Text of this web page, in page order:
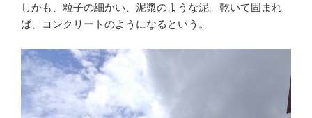
しかも、粒子の細かい、泥漿のような泥。乾いて固まれ
ば、コンクリートのようになるという。